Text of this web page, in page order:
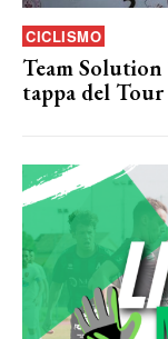
CICLISMO
Team Solution
tappa del